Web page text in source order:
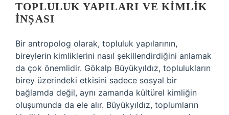
TOPLULUK YAPILARI VE KIMLIK
İNŞASI
Bir antropolog olarak, topluluk yapılarının,
bireylerin kimliklerini nasıl şekillendirdiğini anlamak
da çok önemlidir. Gökalp Büyükyıldız, toplulukların
birey üzerindeki etkisini sadece sosyal bir
bağlamda değil, aynı zamanda kültürel kimliğin
oluşumunda da ele alır. Büyükyıldız, toplumların